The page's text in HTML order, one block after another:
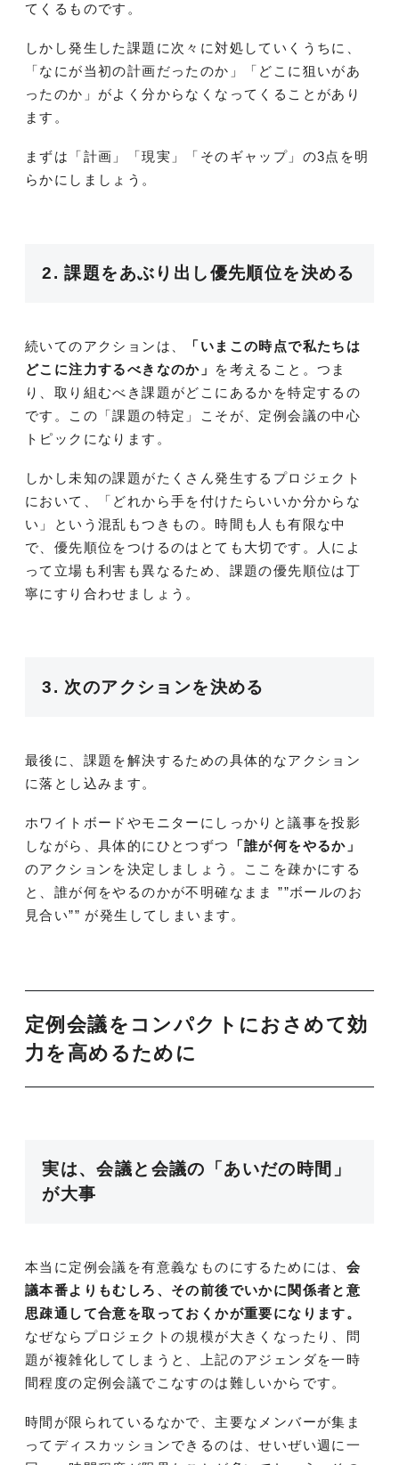
てくるものです。
しかし発生した課題に次々に対処していくうちに、
「なにが当初の計画だったのか」「どこに狙いがあ
ったのか」がよく分からなくなってくることがあり
ます。
まずは「計画」「現実」「そのギャップ」の3点を明
らかにしましょう。
2. 課題をあぶり出し優先順位を決める
続いてのアクションは、
「いまこの時点で私たちは
どこに注力するべきなのか」
を考えること。つま
り、取り組むべき課題がどこにあるかを特定するの
です。この「課題の特定」こそが、定例会議の中心
トピックになります。
しかし未知の課題がたくさん発生するプロジェクト
において、「どれから手を付けたらいいか分からな
い」という混乱もつきもの。時間も人も有限な中
で、優先順位をつけるのはとても大切です。人によ
って立場も利害も異なるため、課題の優先順位は丁
寧にすり合わせましょう。
3. 次のアクションを決める
最後に、課題を解決するための具体的なアクション
に落とし込みます。
ホワイトボードやモニターにしっかりと議事を投影
しながら、具体的にひとつずつ
「誰が何をやるか」
のアクションを決定しましょう。ここを疎かにする
と、誰が何をやるのかが不明確なまま ””ボールのお
見合い”” が発生してしまいます。
定例会議をコンパクトにおさめて効
力を高めるために
実は、会議と会議の「あいだの時間」
が大事
本当に定例会議を有意義なものにするためには、 会
議本番よりもむしろ、その前後でいかに関係者と意
思疎通して合意を取っておくかが重要になります。
なぜならプロジェクトの規模が大きくなったり、問
題が複雑化してしまうと、上記のアジェンダを一時
間程度の定例会議でこなすのは難しいからです。
時間が限られているなかで、主要なメンバーが集ま
ってディスカッションできるのは、せいぜい週に一